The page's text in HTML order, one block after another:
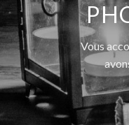
Vous